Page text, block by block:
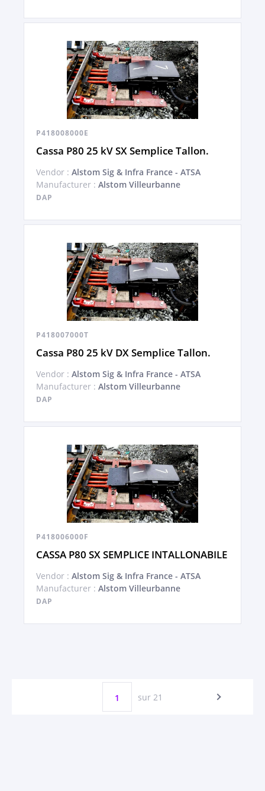
P418008000E
Cassa P80 25 kV SX Semplice Tallon.
Vendor : Alstom Sig & Infra France - ATSA
Manufacturer : Alstom Villeurbanne
DAP
P418007000T
Cassa P80 25 kV DX Semplice Tallon.
Vendor : Alstom Sig & Infra France - ATSA
Manufacturer : Alstom Villeurbanne
DAP
P418006000F
CASSA P80 SX SEMPLICE INTALLONABILE
Vendor : Alstom Sig & Infra France - ATSA
Manufacturer : Alstom Villeurbanne
DAP
1 sur 21